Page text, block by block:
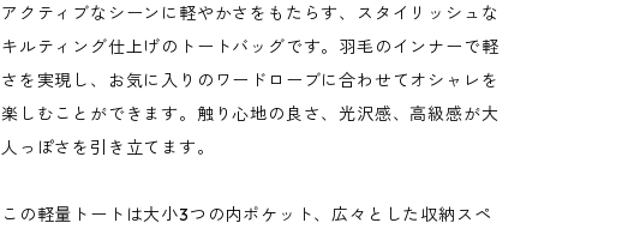
アクティブなシーンに軽やかさをもたらす、スタイリッシュな
キルティング仕上げのトートバッグです。羽毛のインナーで軽
さを実現し、お気に入りのワードローブに合わせてオシャレを
楽しむことができます。触り心地の良さ、光沢感、高級感が大
人っぽさを引き立てます。
この軽量トートは大小3つの内ポケット、広々とした収納スペ